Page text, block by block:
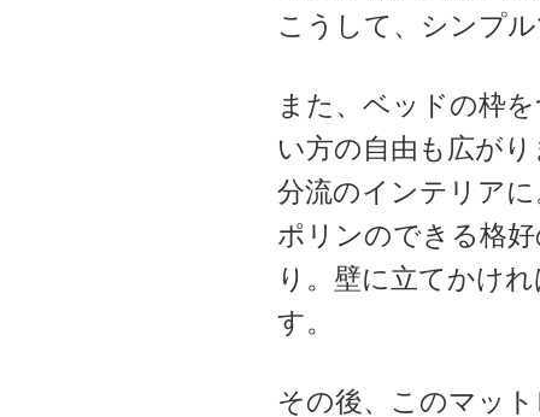
こうして、シンプ
また、ベッドの枠
い方の自由も広が
分流のインテリア
ポリンのできる格
り。壁に立てかけ
す。
その後、このマッ